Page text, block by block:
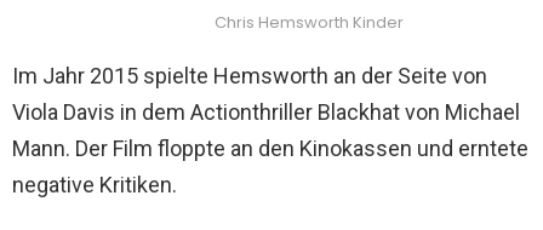
Chris Hemsworth Kinder
Im Jahr 2015 spielte Hemsworth an der Seite von
Viola Davis in dem Actionthriller Blackhat von Michael
Mann. Der Film floppte an den Kinokassen und erntete
negative Kritiken.